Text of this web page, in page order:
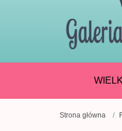
Strona główna